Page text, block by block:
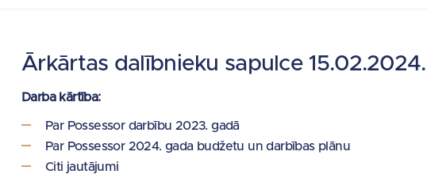
Ārkārtas dalībnieku sapulce 15.02.2024.
Darba kārtība:
Par Possessor darbību 2023. gadā
Par Possessor 2024. gada budžetu un darbības plānu
Citi jautājumi